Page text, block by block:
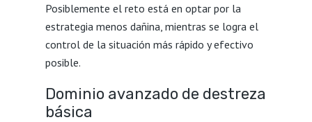
Posiblemente el reto está en optar por la
estrategia menos dañina, mientras se logra el
control de la situación más rápido y efectivo
posible.
Dominio avanzado de destreza
básica